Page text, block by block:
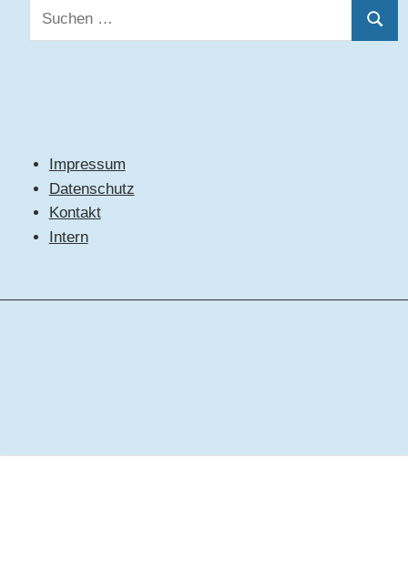
Suchen
nach:
Impressum
Datenschutz
Kontakt
Intern